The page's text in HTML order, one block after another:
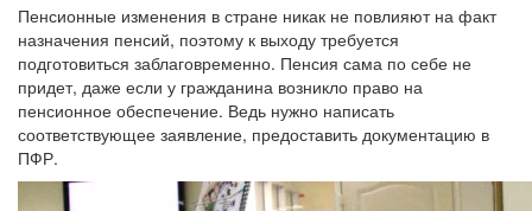
Пенсионные изменения в стране никак не повлияют на факт
назначения пенсий, поэтому к выходу требуется
подготовиться заблаговременно. Пенсия сама по себе не
придет, даже если у гражданина возникло право на
пенсионное обеспечение. Ведь нужно написать
соответствующее заявление, предоставить документацию в
ПФР.